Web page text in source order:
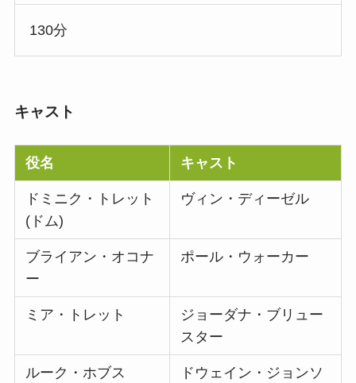
130分
キャスト
役名 キャスト
ドミニク・トレット
(ドム)
ヴィン・ディーゼル
ブライアン・オコナ
ー
ポール・ウォーカー
ミア・トレット
ジョーダナ・ブリュー
スター
ルーク・ホブス
ドウェイン・ジョンソ